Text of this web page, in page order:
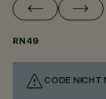
RN49
CODE NICHT